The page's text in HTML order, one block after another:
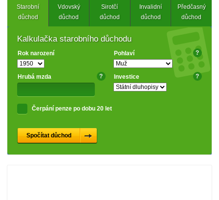
Starobní
důchod
Vdovský
důchod
Sirotčí
důchod
Invalidní
důchod
Předčasný
důchod
Kalkulačka starobního důchodu
Rok narození Pohlaví ?
Hrubá mzda ? Investice ?
Čerpání penze po dobu 20 let